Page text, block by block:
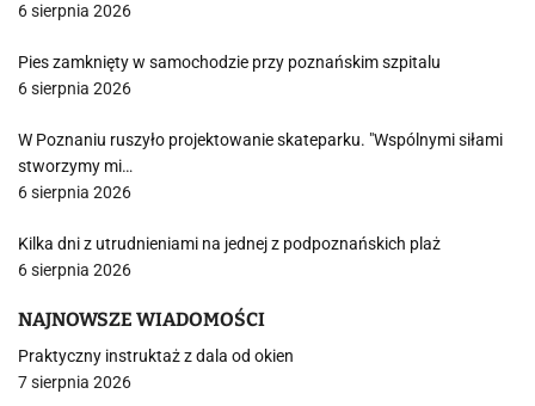
6 sierpnia 2026
Pies zamknięty w samochodzie przy poznańskim szpitalu
6 sierpnia 2026
W Poznaniu ruszyło projektowanie skateparku. "Wspólnymi siłami
stworzymy mi…
6 sierpnia 2026
Kilka dni z utrudnieniami na jednej z podpoznańskich plaż
6 sierpnia 2026
NAJNOWSZE WIADOMOŚCI
Praktyczny instruktaż z dala od okien
7 sierpnia 2026